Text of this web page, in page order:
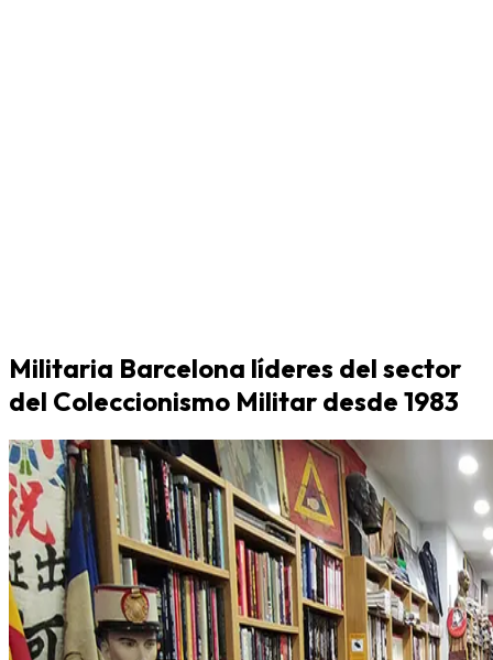
Militaria Barcelona líderes del sector
del Coleccionismo Militar desde 1983